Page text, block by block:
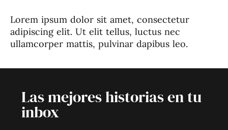
Lorem ipsum dolor sit amet, consectetur
adipiscing elit. Ut elit tellus, luctus nec
ullamcorper mattis, pulvinar dapibus leo.
Las mejores historias en tu
inbox